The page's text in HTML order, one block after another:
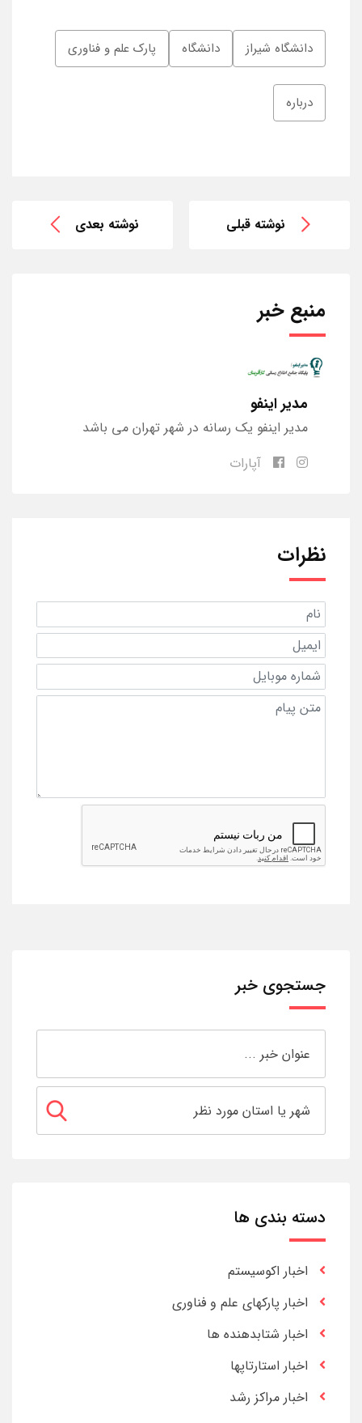
دانشگاه شیراز دانشگاه پارک علم و فناوری
درباره
نوشته قبلی نوشته بعدی
منبع خبر
مدیر اینفو
مدیر اینفو یک رسانه در شهر تهران می باشد
آپارات
نظرات
جستجوی خبر
دسته بندی ها
اخبار اکوسیستم
اخبار پارکهای علم و فناوری
اخبار شتابدهنده ها
اخبار استارتاپها
اخبار مراکز رشد